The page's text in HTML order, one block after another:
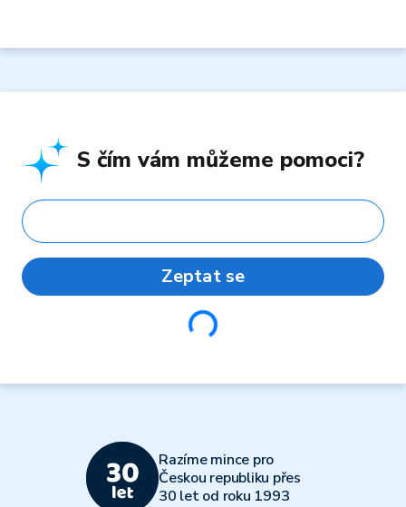
S čím vám můžeme pomoci?
Zeptat se
Loading...
Razíme mince pro
Českou republiku přes
30 let od roku 1993